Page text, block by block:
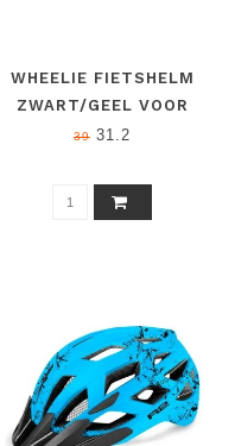
WHEELIE FIETSHELM
ZWART/GEEL VOOR
KINDEREN
39 31.2